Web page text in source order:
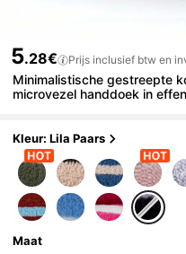
5.28€ Prijs inclusief btw en
Minimalistische gestreepte
microvezel handdoek in
Kleur: Lila Paars
Maat